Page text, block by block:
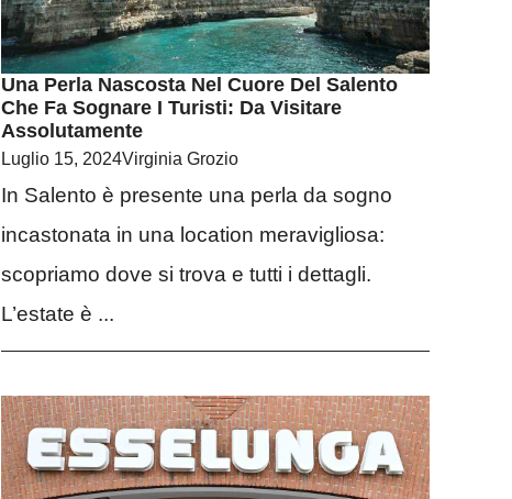
Una Perla Nascosta Nel Cuore Del Salento
Che Fa Sognare I Turisti: Da Visitare
Assolutamente
Luglio 15, 2024Virginia Grozio
In Salento è presente una perla da sogno
incastonata in una location meravigliosa:
scopriamo dove si trova e tutti i dettagli.
L’estate è ...